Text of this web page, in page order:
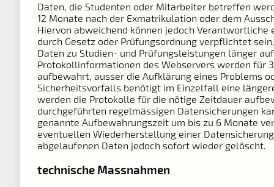
Daten, die Studenten oder Mitarbeiter betreffen
12 Monate nach der Exmatrikulation oder dem
Hiervon abweichend können jedoch Verantwortliche
durch Gesetz oder Prüfungsordnung verpflichtet
Daten zu Studien- und Prüfungsleistungen länger
Protokollinformationen des Webservers werden für
aufbewahrt, ausser die Aufklärung eines Problems
Sicherheitsvorfalls benötigt im Einzelfall eine
werden die Protokolle für die nötige Zeitdauer
durchgeführten regelmässigen Datensicherungen
genannte Aufbewahrungszeit um bis zu 6 Monate
eventuellen Wiederherstellung einer
abgelaufenen Daten jedoch sofort wieder gelöscht.
technische Massnahmen